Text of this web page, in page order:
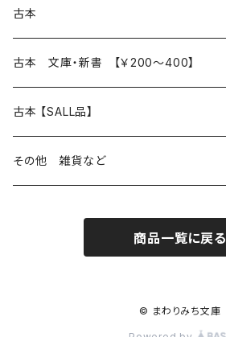
本 の あれこれ
読書のこと
本屋のこと
文芸
近代小説 エッセイ 戯曲（日本人作家）
現代小説 エッセイ 戯曲（日本人作家）
現代小説 エッセイ 戯曲（外国人作家）
日々 の できこと
日常の 風景 群像
生き方 ライフスタイル
人生 生き方 について考える
食べ物 料理
古本
本 の あれこれ
読書のこと
本屋のこと
日本文学
小説 エッセイ 戯曲（日本人作家）
海外文学
詩（外国人作家）
日常の 風景 群像
生き方 ライフスタイル
趣味 ファッション 生活用品 雑貨
古本 文庫・新書 【￥200～400】
日本文学
小説 エッセイ 戯曲
海外文学
古本 【SALL品】
20％OFF
その他 雑貨など
商品一覧に戻る
© まわりみち文庫